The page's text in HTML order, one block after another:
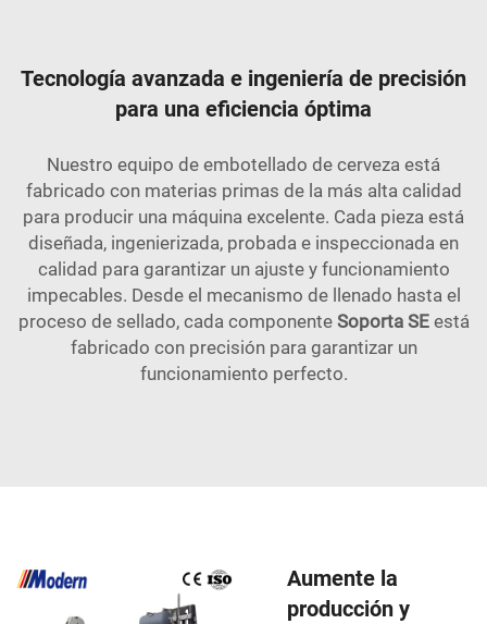
Tecnología avanzada e ingeniería de precisión
para una eficiencia óptima
Nuestro equipo de embotellado de cerveza está
fabricado con materias primas de la más alta calidad
para producir una máquina excelente. Cada pieza está
diseñada, ingenierizada, probada e inspeccionada en
calidad para garantizar un ajuste y funcionamiento
impecables. Desde el mecanismo de llenado hasta el
proceso de sellado, cada componente Soporta SE está
fabricado con precisión para garantizar un
funcionamiento perfecto.
Aumente la
producción y